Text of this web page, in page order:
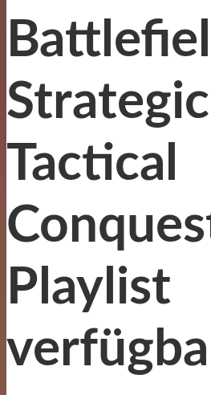
Tactical
Playlist